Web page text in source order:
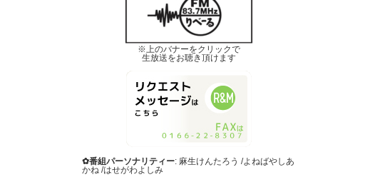
※上のバナーをクリックで
生放送をお聴き頂けます
✿番組パーソナリティー: 麻生けんたろう /よねばやしあ
かね /はせがわよしみ